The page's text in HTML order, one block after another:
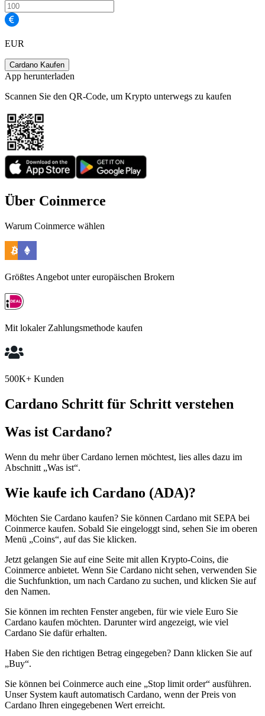
EUR
Cardano Kaufen
App herunterladen
Scannen Sie den QR-Code, um Krypto unterwegs zu kaufen
Über Coinmerce
Warum Coinmerce wählen
Größtes Angebot unter europäischen Brokern
Mit lokaler Zahlungsmethode kaufen
500K+ Kunden
Cardano Schritt für Schritt verstehen
Was ist Cardano?
Wenn du mehr über Cardano lernen möchtest, lies alles dazu im
Abschnitt „Was ist“.
Wie kaufe ich Cardano (ADA)?
Möchten Sie Cardano kaufen? Sie können Cardano mit SEPA bei
Coinmerce kaufen. Sobald Sie eingeloggt sind, sehen Sie im oberen
Menü „Coins“, auf das Sie klicken.
Jetzt gelangen Sie auf eine Seite mit allen Krypto-Coins, die
Coinmerce anbietet. Wenn Sie Cardano nicht sehen, verwenden Sie
die Suchfunktion, um nach Cardano zu suchen, und klicken Sie auf
den Namen.
Sie können im rechten Fenster angeben, für wie viele Euro Sie
Cardano kaufen möchten. Darunter wird angezeigt, wie viel
Cardano Sie dafür erhalten.
Haben Sie den richtigen Betrag eingegeben? Dann klicken Sie auf
„Buy“.
Sie können bei Coinmerce auch eine „Stop limit order“ ausführen.
Unser System kauft automatisch Cardano, wenn der Preis von
Cardano Ihren eingegebenen Wert erreicht.